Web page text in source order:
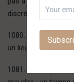
discréditent
1080. Il y a un
un lieu pour pleurer ;
1081. Un temps et